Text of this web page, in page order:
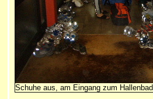
Schuhe aus, am Eingang zum Hallenbad